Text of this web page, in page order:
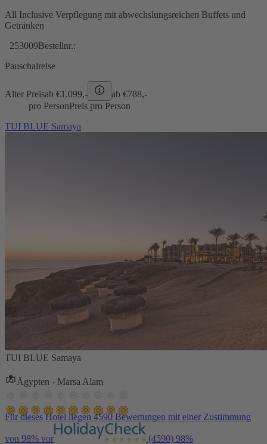
All Inclusive Verpflegung mit abwechslungsreichen Buffets und
Getränken
253009Bestellnr.:
Pauschalreise
Alter Preisab €1.099,- ab €788,-
pro PersonPreis pro Person
TUI BLUE Samaya
TUI BLUE Samaya
Ägypten - Marsa Alam
Für dieses Hotel liegen 4590 Bewertungen mit einer Zustimmung
von 98% vor (4590) 98%